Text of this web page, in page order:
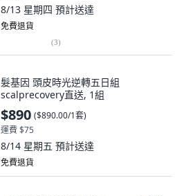
8/13 星期四 預計送達
免費退貨
(3)
髮基因 頭皮時光逆轉五日組
scalprecovery直送, 1組
$890 ($890.00/1套)
運費 $75
8/14 星期五 預計送達
免費退貨